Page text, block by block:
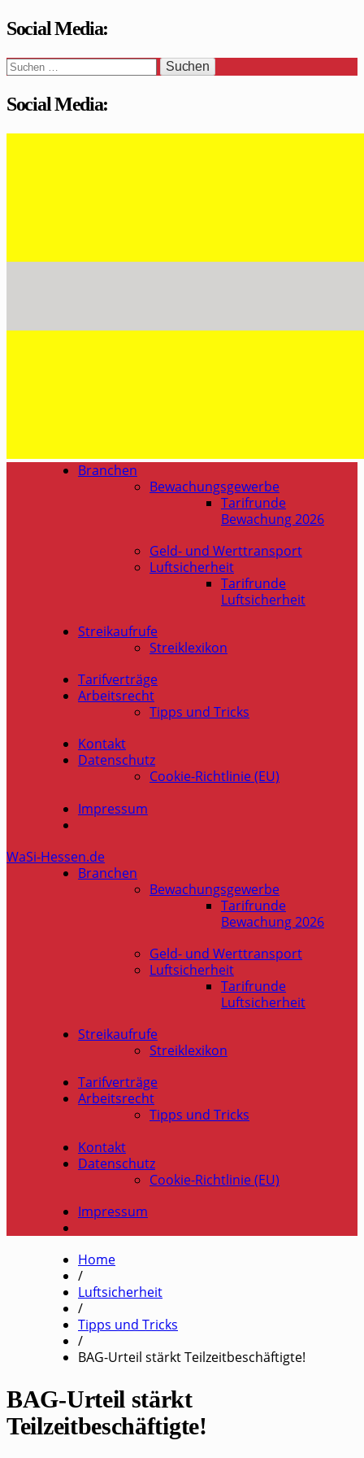
Social Media:
Suchen
nach:
Social Media:
Branchen
Bewachungsgewerbe
Tarifrunde
Bewachung 2026
Geld- und Werttransport
Luftsicherheit
Tarifrunde
Luftsicherheit
Streikaufrufe
Streiklexikon
Tarifverträge
Arbeitsrecht
Tipps und Tricks
Kontakt
Datenschutz
Cookie-Richtlinie (EU)
Impressum
WaSi-Hessen.de
Branchen
Bewachungsgewerbe
Tarifrunde
Bewachung 2026
Geld- und Werttransport
Luftsicherheit
Tarifrunde
Luftsicherheit
Streikaufrufe
Streiklexikon
Tarifverträge
Arbeitsrecht
Tipps und Tricks
Kontakt
Datenschutz
Cookie-Richtlinie (EU)
Impressum
Home
/
Luftsicherheit
/
Tipps und Tricks
/
BAG-Urteil stärkt Teilzeitbeschäftigte!
BAG-Urteil stärkt
Teilzeitbeschäftigte!